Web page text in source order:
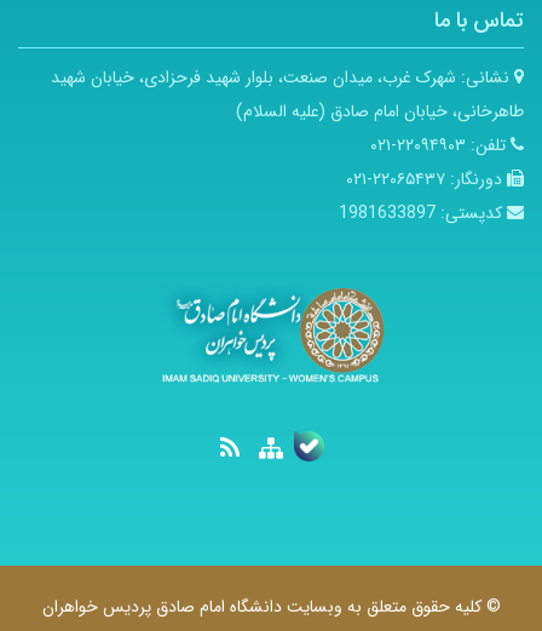
تماس با ما
نشانی: شهرک غرب، میدان صنعت، بلوار شهید فرحزادی، خیابان شهید
طاهرخانی، خیابان امام صادق (علیه السلام)
تلفن: ۲۲۰۹۴۹۰۳-۰۲۱
دورنگار: ۲۲۰۶۵۴۳۷-۰۲۱
کدپستی: 1981633897
© کلیه حقوق متعلق به وبسایت دانشگاه امام صادق پردیس خواهران